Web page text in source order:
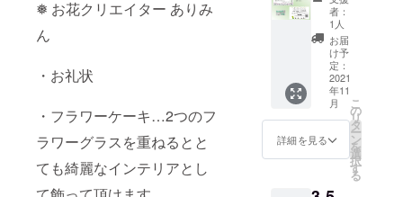
❅ お花クリエイター ありみ
ん
・お礼状
・フラワーケーキ…2つのフ
ラワーグラスを重ねるとと
ても綺麗なインテリアとし
税込み
配送料
金:込み
配送方
法:クロ
ネコヤ
マト 配
送予定
日:11月
ターン
商品 ☆
お礼状
☆kerok
erodrop
Creem
a 店
300円お
値引き
券(2000
者：
1人
お届
け予
定：
2021
年11
月
詳細を見る
こ
の
リ
タ
ー
ン
を
選
択
す
る